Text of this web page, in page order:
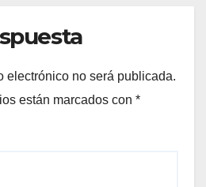
electrónico no será publicada.
están marcados con *